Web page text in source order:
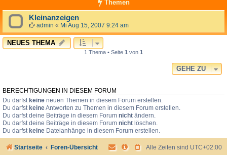
Themen
Kleinanzeigen
admin « Mi Aug 15, 2007 9:24 am
NEUES THEMA
1 Thema • Seite 1 von 1
GEHE ZU
BERECHTIGUNGEN IN DIESEM FORUM
Du darfst keine neuen Themen in diesem Forum erstellen.
Du darfst keineAntworten zu Themen in diesem Forum erstellen.
Du darfst deine Beiträge in diesem Forum nicht ändern.
Du darfst deine Beiträge in diesem Forum nicht löschen.
Du darfst keine Dateianhänge in diesem Forum erstellen.
Startseite Foren-Übersicht Alle Zeiten sind UTC+02:00